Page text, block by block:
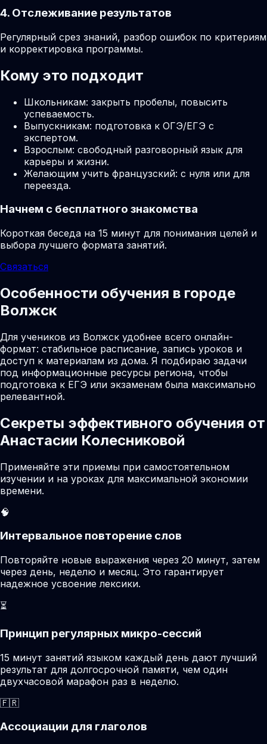
4. Отслеживание результатов
Регулярный срез знаний, разбор ошибок по критериям
и корректировка программы.
Кому это подходит
Школьникам: закрыть пробелы, повысить
успеваемость.
Выпускникам: подготовка к ОГЭ/ЕГЭ с
экспертом.
Взрослым: свободный разговорный язык для
карьеры и жизни.
Желающим учить французский: с нуля или для
переезда.
Начнем с бесплатного знакомства
Короткая беседа на 15 минут для понимания целей и
выбора лучшего формата занятий.
Связаться
Особенности обучения в городе
Волжск
Для учеников из Волжск удобнее всего онлайн-
формат: стабильное расписание, запись уроков и
доступ к материалам из дома. Я подбираю задачи
под информационные ресурсы региона, чтобы
подготовка к ЕГЭ или экзаменам была максимально
релевантной.
Секреты эффективного обучения от
Анастасии Колесниковой
Применяйте эти приемы при самостоятельном
изучении и на уроках для максимальной экономии
времени.
🧠
Интервальное повторение слов
Повторяйте новые выражения через 20 минут, затем
через день, неделю и месяц. Это гарантирует
надежное усвоение лексики.
⏳
Принцип регулярных микро-сессий
15 минут занятий языком каждый день дают лучший
результат для долгосрочной памяти, чем один
двухчасовой марафон раз в неделю.
🇫🇷
Ассоциации для глаголов